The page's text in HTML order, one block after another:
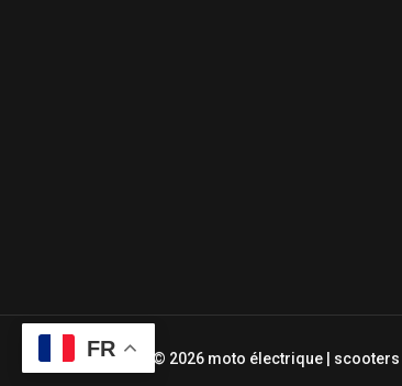
Copyright © 2026 moto électrique | scooters
FR